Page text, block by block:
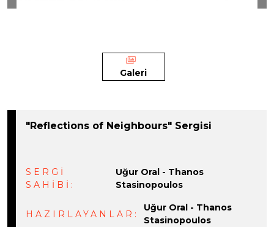
Galeri
"Reflections of Neighbours" Sergisi
SERGİ
SAHİBİ:
Uğur Oral - Thanos
Stasinopoulos
HAZIRLAYANLAR:
Uğur Oral - Thanos
Stasinopoulos